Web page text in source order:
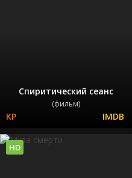
Спиритический сеанс
(фильм)
HD